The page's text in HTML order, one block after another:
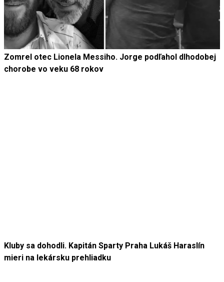
Zomrel otec Lionela Messiho. Jorge podľahol dlhodobej
chorobe vo veku 68 rokov
Kluby sa dohodli. Kapitán Sparty Praha Lukáš Haraslín
mieri na lekársku prehliadku